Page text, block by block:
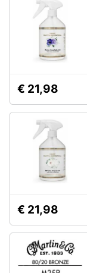
€ 21,98
€ 21,98